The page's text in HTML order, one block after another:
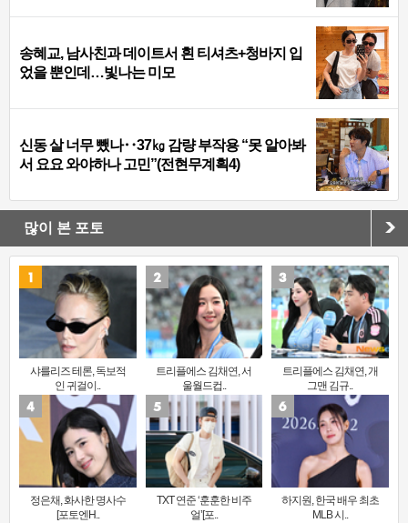
송혜교, 남사친과 데이트서 흰 티셔츠+청바지 입
었을 뿐인데…빛나는 미모
신동 살 너무 뺐나‥37㎏ 감량 부작용 “못 알아봐
서 요요 와야하나 고민”(전현무계획4)
많이 본 포토
샤를리즈 테론, 독보적
인 귀걸이..
트리플에스 김채연, 서
울월드컵..
트리플에스 김채연, 개
그맨 김규..
정은채, 화사한 명사수
[포토엔H..
TXT 연준 ‘훈훈한 비주
얼’[포..
하지원, 한국 배우 최초
MLB 시..